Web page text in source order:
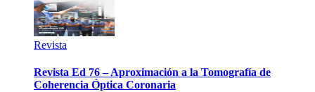
Revista
Revista Ed 76 – Aproximación a la Tomografía de
Coherencia Óptica Coronaria